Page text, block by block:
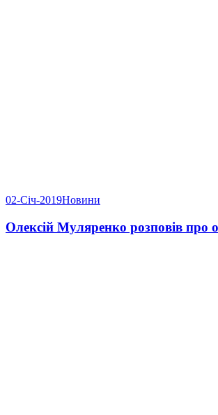
02-Січ-2019Новини
Олексій Муляренко розповів про